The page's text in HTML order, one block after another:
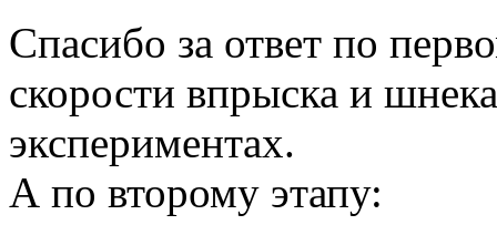
Спасибо за ответ по
скорости впрыска и
экспериментах.
А по второму этапу: